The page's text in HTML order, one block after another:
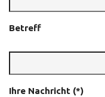
Betreff
Ihre Nachricht (*)